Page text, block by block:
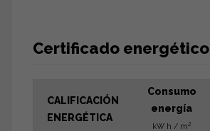
Certificado energético
CALIFICACIÓN
ENERGÉTICA
Consumo
energía
kW h / m2